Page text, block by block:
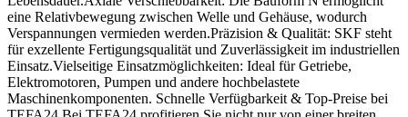
eine Relativbewegung zwischen Welle und Gehäuse, wodurch
Verspannungen vermieden werden.Präzision & Qualität: SKF steht
für exzellente Fertigungsqualität und Zuverlässigkeit im industriellen
Einsatz.Vielseitige Einsatzmöglichkeiten: Ideal für Getriebe,
Elektromotoren, Pumpen und andere hochbelastete
Maschinenkomponenten. Schnelle Verfügbarkeit & Top-Preise bei